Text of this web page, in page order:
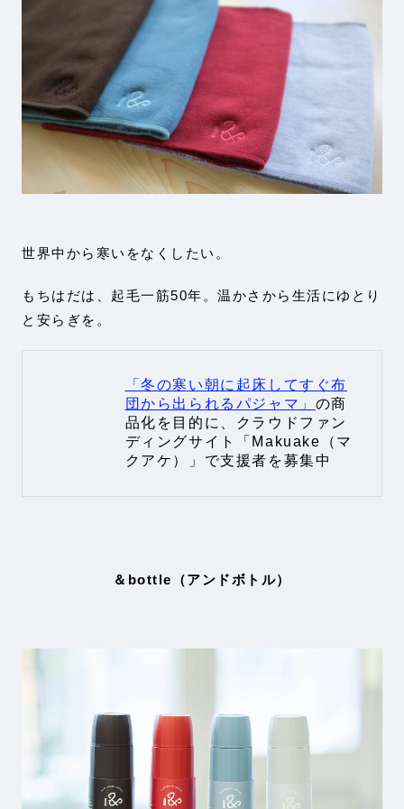
世界中から寒いをなくしたい。
もちはだは、起毛一筋50年。温かさから生活にゆとり
と安らぎを。
「冬の寒い朝に起床してすぐ布
団から出られるパジャマ」 の商
品化を目的に、クラウドファン
ディングサイト「Makuake（マ
クアケ）」で支援者を募集中
＆bottle（アンドボトル）